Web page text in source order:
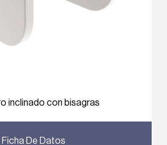
inclinado con bisagras
Ficha De Datos